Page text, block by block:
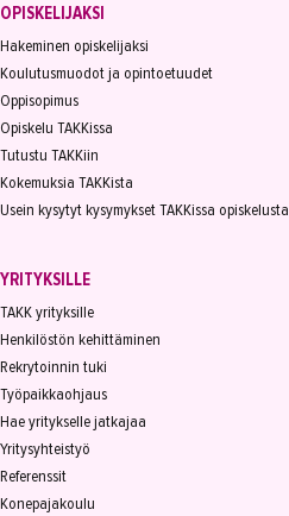
OPISKELIJAKSI
Hakeminen opiskelijaksi
Koulutusmuodot ja opintoetuudet
Oppisopimus
Opiskelu TAKKissa
Tutustu TAKKiin
Kokemuksia TAKKista
Usein kysytyt kysymykset TAKKissa opiskelusta
YRITYKSILLE
TAKK yrityksille
Henkilöstön kehittäminen
Rekrytoinnin tuki
Työpaikkaohjaus
Hae yritykselle jatkajaa
Yritysyhteistyö
Referenssit
Konepajakoulu